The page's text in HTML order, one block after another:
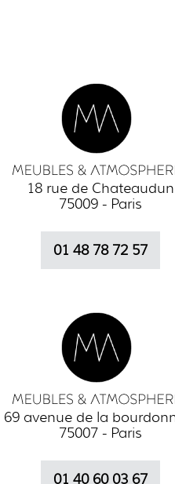
18 rue de Chateaudun
75009 - Paris
01 48 78 72 57
69 avenue de la
75007 - Paris
01 40 60 03 67